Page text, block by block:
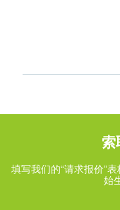
索
填写我们的“请求报价”
始